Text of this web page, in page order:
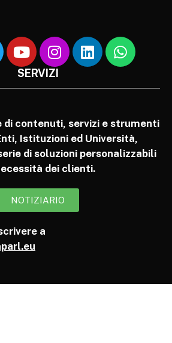
SERVIZI
di contenuti, servizi e strumenti
Istituzioni ed Università,
di soluzioni personalizzabili
dei clienti.
NOTIZIARIO
a